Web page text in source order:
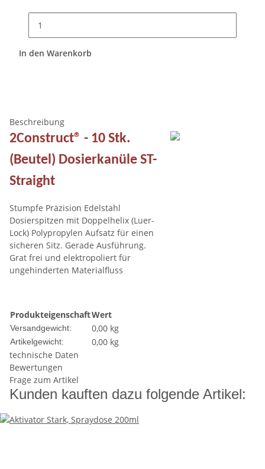
In den Warenkorb
Beschreibung
2Construct® - 10 Stk.
(Beutel) Dosierkanüle ST-
Straight
Stumpfe Präzision Edelstahl
Dosierspitzen mit Doppelhelix (Luer-
Lock) Polypropylen Aufsatz für einen
sicheren Sitz. Gerade Ausführung.
Grat frei und elektropoliert für
ungehinderten Materialfluss
ProdukteigenschaftWert
Versandgewicht: 0,00 kg
Artikelgewicht: 0,00 kg
technische Daten
Bewertungen
Frage zum Artikel
Kunden kauften dazu folgende Artikel: